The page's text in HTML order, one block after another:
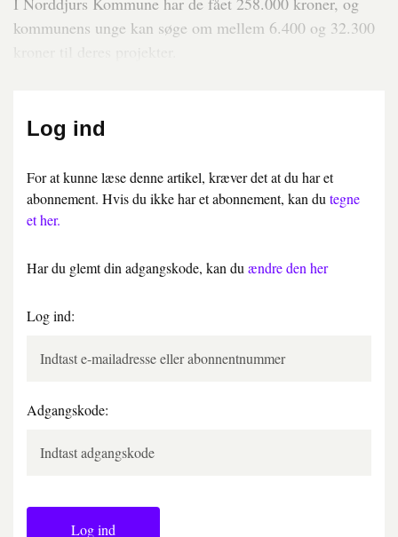
kommunens unge kan søge om mellem 6.400 og 32.300
Log ind
For at kunne læse denne artikel, kræver det at du har et
abonnement. Hvis du ikke har et abonnement, kan du tegne
et her.
Har du glemt din adgangskode, kan du ændre den her
Log ind:
Adgangskode:
Log ind